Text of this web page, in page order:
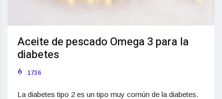
Aceite de pescado Omega 3 para la
diabetes
1736
La diabetes tipo 2 es un tipo muy común de la diabetes.